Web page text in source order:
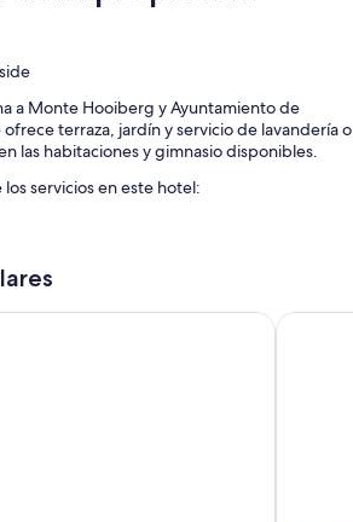
a Monte Hooiberg y Ayuntamiento de
terraza, jardín y servicio de lavandería o
las habitaciones y gimnasio disponibles.
los servicios en este hotel:
no se permite fumar en la propiedad y
Central